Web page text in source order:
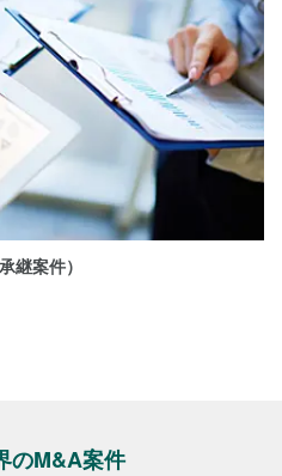
継案件）
のM&A案件